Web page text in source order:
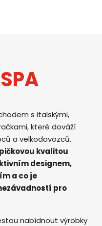
s italskými,
které dováží
a velkodovozců.
kvalitou
designem,
a co je
pro
nabídnout výrobky